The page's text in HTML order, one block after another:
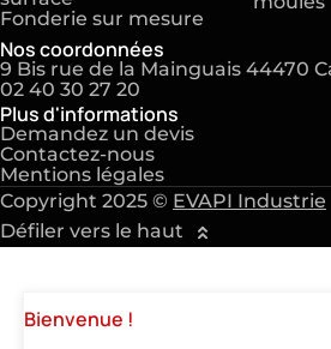
Bienvenue !
Fonderie sur mesure
Nos coordonnées
9 Bis rue de la Mainguais 44470
02 40 30 27 20
Plus d'informations
Demandez un devis
Contactez-nous
Mentions légales
Copyright 2025 © EVAPI Industrie
Défiler vers le haut